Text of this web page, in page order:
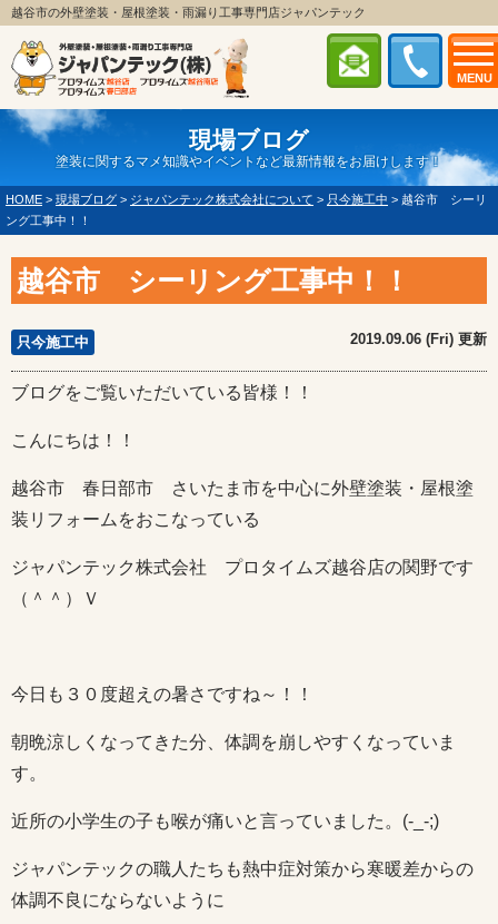
MENU
越谷市の外壁塗装・屋根塗装・雨漏り工事専門店ジャパンテック
現場ブログ
塗装に関するマメ知識やイベントなど最新情報をお届けします！
HOME > 現場ブログ > ジャパンテック株式会社について > 只今施工中 > 越谷市 シーリ
ング工事中！！
越谷市 シーリング工事中！！
只今施工中 2019.09.06 (Fri) 更新
ブログをご覧いただいている皆様！！
こんにちは！！
越谷市 春日部市 さいたま市を中心に外壁塗装・屋根塗
装リフォームをおこなっている
ジャパンテック株式会社 プロタイムズ越谷店の関野です
（＾＾）Ｖ
今日も３０度超えの暑さですね～！！
朝晩涼しくなってきた分、体調を崩しやすくなっていま
す。
近所の小学生の子も喉が痛いと言っていました。(-_-;)
ジャパンテックの職人たちも熱中症対策から寒暖差からの
体調不良にならないように